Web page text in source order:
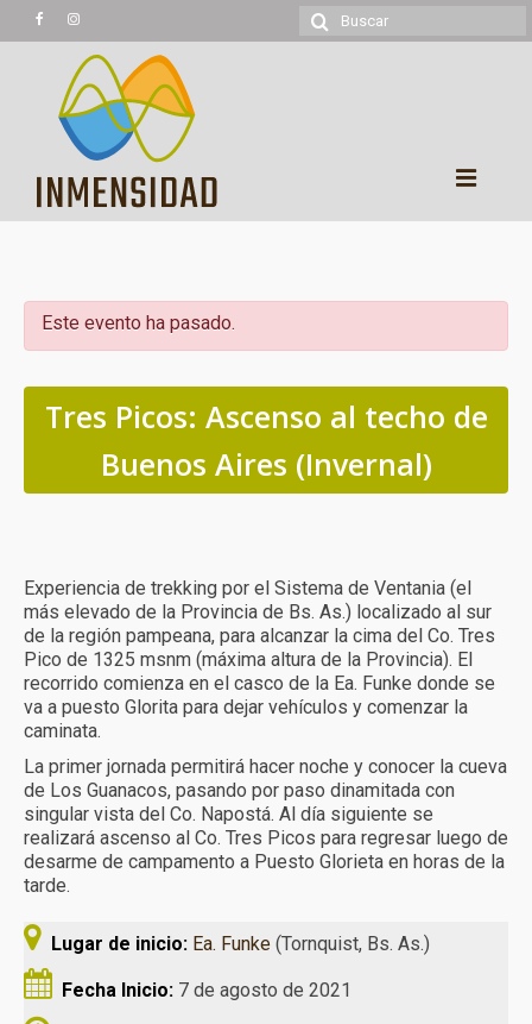
Buscar
por:
Trekking
Montañismo
Cicloturismo
Kayaking
Cabalgatas
Calendario
Turismo receptivo
Turismo educativo
Reservas y condiciones
Contacto
Este evento ha pasado.
Tres Picos: Ascenso al techo de
Buenos Aires (Invernal)
Experiencia de trekking por el Sistema de Ventania (el
más elevado de la Provincia de Bs. As.) localizado al sur
de la región pampeana, para alcanzar la cima del Co. Tres
Pico de 1325 msnm (máxima altura de la Provincia). El
recorrido comienza en el casco de la Ea. Funke donde se
va a puesto Glorita para dejar vehículos y comenzar la
caminata.
La primer jornada permitirá hacer noche y conocer la cueva
de Los Guanacos, pasando por paso dinamitada con
singular vista del Co. Napostá. Al día siguiente se
realizará ascenso al Co. Tres Picos para regresar luego de
desarme de campamento a Puesto Glorieta en horas de la
tarde.
Lugar de inicio: Ea. Funke (Tornquist, Bs. As.)
Fecha Inicio: 7 de agosto de 2021